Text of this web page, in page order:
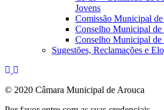
Jovens
Comissão Municipal
Conselho Municipal de
Conselho Municipal de
Sugestões, Reclamações e
© 2020 Câmara Municipal de Arouca